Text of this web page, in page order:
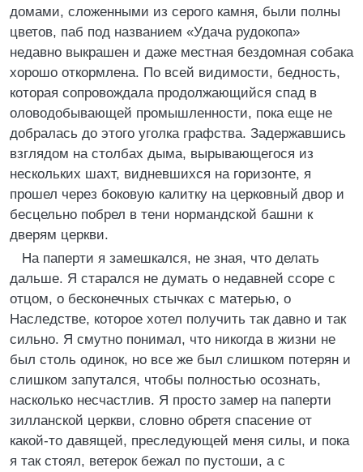
домами, сложенными из серого камня, были полны
цветов, паб под названием «Удача рудокопа»
недавно выкрашен и даже местная бездомная собака
хорошо откормлена. По всей видимости, бедность,
которая сопровождала продолжающийся спад в
оловодобывающей промышленности, пока еще не
добралась до этого уголка графства. Задержавшись
взглядом на столбах дыма, вырывающегося из
нескольких шахт, видневшихся на горизонте, я
прошел через боковую калитку на церковный двор и
бесцельно побрел в тени нормандской башни к
дверям церкви.
На паперти я замешкался, не зная, что делать
дальше. Я старался не думать о недавней ссоре с
отцом, о бесконечных стычках с матерью, о
Наследстве, которое хотел получить так давно и так
сильно. Я смутно понимал, что никогда в жизни не
был столь одинок, но все же был слишком потерян и
слишком запутался, чтобы полностью осознать,
насколько несчастлив. Я просто замер на паперти
зилланской церкви, словно обретя спасение от
какой-то давящей, преследующей меня силы, и пока
я так стоял, ветерок бежал по пустоши, а с